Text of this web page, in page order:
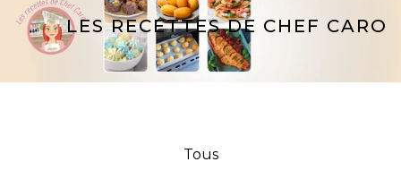
LES RECETTES DE CHEF CARO
Tous